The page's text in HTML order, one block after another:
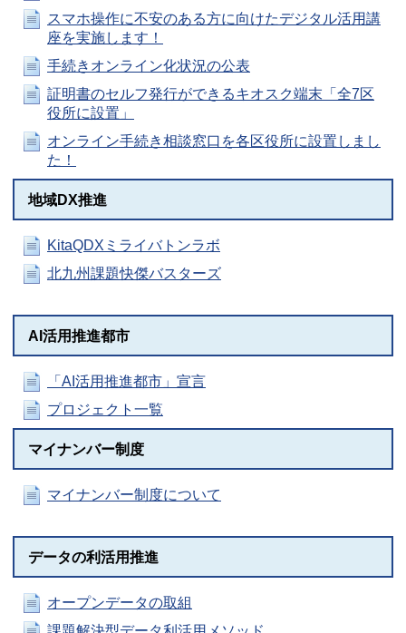
スマホ操作に不安のある方に向けたデジタル活用講
座を実施します！
手続きオンライン化状況の公表
証明書のセルフ発行ができるキオスク端末「全7区
役所に設置」
オンライン手続き相談窓口を各区役所に設置しまし
た！
地域DX推進
KitaQDXミライバトンラボ
北九州課題快傑バスターズ
AI活用推進都市
「AI活用推進都市」宣言
プロジェクト一覧
マイナンバー制度
マイナンバー制度について
データの利活用推進
オープンデータの取組